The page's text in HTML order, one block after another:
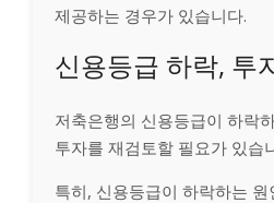
제공하는 경우가 있습니다.
신용등급 하락, 투
저축은행의 신용등급이 하락
투자를 재검토할 필요가 있습
특히, 신용등급이 하락하는